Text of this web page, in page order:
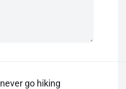
never go hiking